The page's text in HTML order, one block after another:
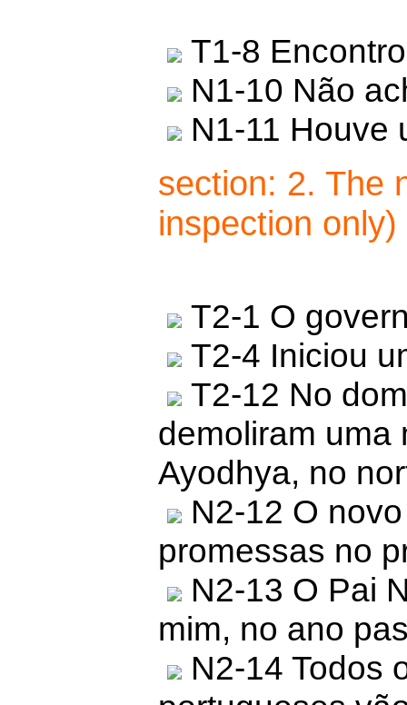
T1-8
N1-10 Não
N1-11 Houve
section: 2. The
inspection only)
T2-1 O
T2-4 Iniciou
T2-12 No
demoliram uma
Ayodhya, no
N2-12 O
promessas no
N2-13 O Pai
mim, no ano
N2-14 Todos